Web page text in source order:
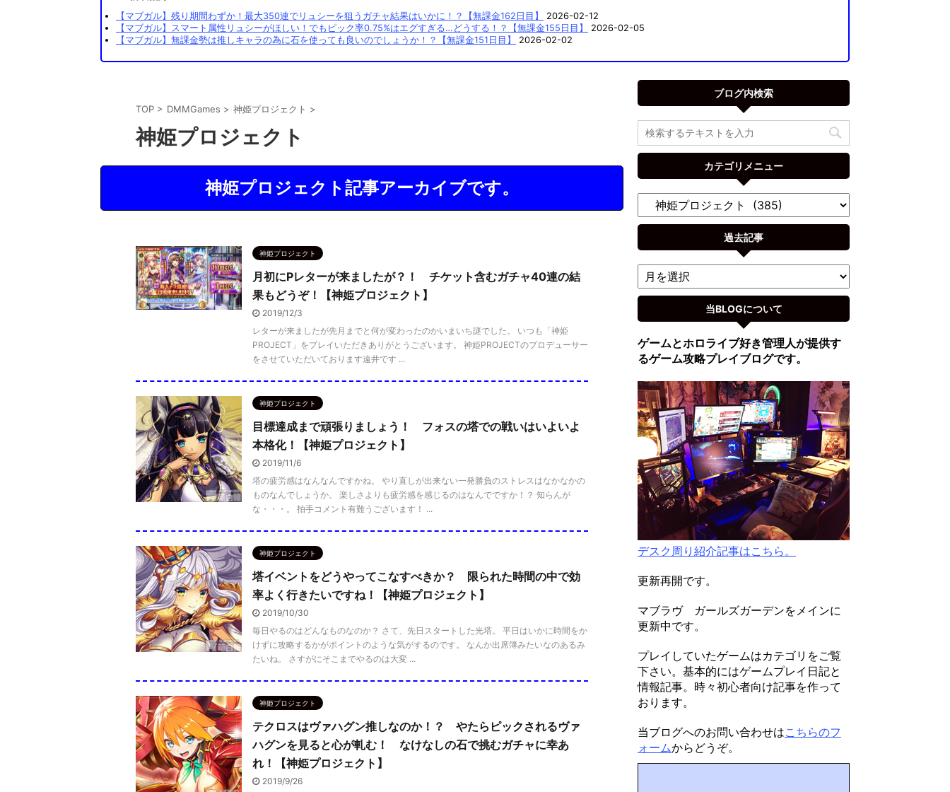
【マブガル】残り期間わずか！最大350連でリュシーを狙うガチャ結果はいかに！？【無課金162日目】
2026-02-12
【マブガル】スマート属性リュシーがほしい！でもピック率0.75%はエグすぎる…どうする！？【無課金155日目】
2026-02-05
【マブガル】無課金勢は推しキャラの為に石を使っても良いのでしょうか！？【無課金151日目】
2026-02-02
TOP > DMMGames > 神姫プロジェクト >
神姫プロジェクト
神姫プロジェクト記事アーカイブです。
神姫プロジェクト
月初にPレターが来ましたが？！ チケット含むガチャ40連の結
果もどうぞ！【神姫プロジェクト】
2019/12/3
レターが来ましたが先月までと何が変わったのかいまいち謎でした。 いつも「神姫
PROJECT」をプレイいただきありがとうございます。 神姫PROJECTのプロデューサー
をさせていただいております遠井です ...
神姫プロジェクト
目標達成まで頑張りましょう！ フォスの塔での戦いはいよいよ
本格化！【神姫プロジェクト】
2019/11/6
塔の疲労感はなんなんですかね。 やり直しが出来ない一発勝負のストレスはなかなかの
ものなんでしょうか。 楽しさよりも疲労感を感じるのはなんでですか！？ 知らんが
な・・・。 拍手コメント有難うございます！ ...
神姫プロジェクト
塔イベントをどうやってこなすべきか？ 限られた時間の中で効
率よく行きたいですね！【神姫プロジェクト】
2019/10/30
毎日やるのはどんなものなのか？ さて、先日スタートした光塔。 平日はいかに時間をか
けずに攻略するかがポイントのような気がするのです。 なんか出席簿みたいなのあるみ
たいね。 さすがにそこまでやるのは大変 ...
神姫プロジェクト
テクロスはヴァハグン推しなのか！？ やたらピックされるヴァ
ハグンを見ると心が軋む！ なけなしの石で挑むガチャに幸あ
れ！【神姫プロジェクト】
2019/9/26
ブログ内検索
カテゴリメニュー
過去記事
当BLOGについて
ゲームとホロライブ好き管理人が提供す
るゲーム攻略プレイブログです。
デスク周り紹介記事はこちら。
更新再開です。
マブラヴ ガールズガーデンをメインに
更新中です。
プレイしていたゲームはカテゴリをご覧
下さい。基本的にはゲームプレイ日記と
情報記事。時々初心者向け記事を作って
おります。
当ブログへのお問い合わせはこちらのフ
ォームからどうぞ。